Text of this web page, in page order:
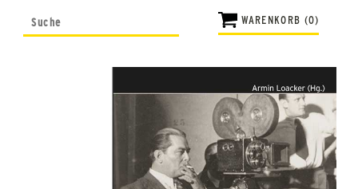
WARENKORB (0)